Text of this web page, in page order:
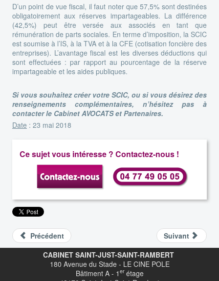
D’un point de vue fiscal, il faut noter que 57,5% sont destinées
obligatoirement aux réserves impartageables. La différence
(42,5%) peut être versée aux associés en tant que
rémunération de parts sociales. En terme d’imposition, la SCIC
est soumise à l’IS, à la TVA et à la CFE (cotisation foncière des
entreprises). L’avantage fiscal est les diverses déductions qui
sont effectuées : par rapport au pourcentage de la réserve
impartageable et les aides publiques.
Si vous souhaitez créer votre SCIC, ou si vous désirez des
renseignements complémentaires, n’hésitez pas à
contacter le Cabinet AVOCATS et Partenaires.
Date : 23 mai 2018
Ce sujet vous intéresse ? Contactez-nous !
Précédent
Suivant
CABINET SAINT-JUST-SAINT-RAMBERT
180 Avenue du Stade - LE CINE POLE
Bâtiment A - 1 er étage